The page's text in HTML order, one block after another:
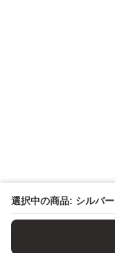
選択中の商品: シルバー